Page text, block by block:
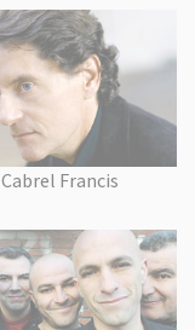
Cabrel Francis